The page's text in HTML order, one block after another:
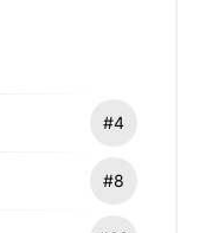
#4
#8